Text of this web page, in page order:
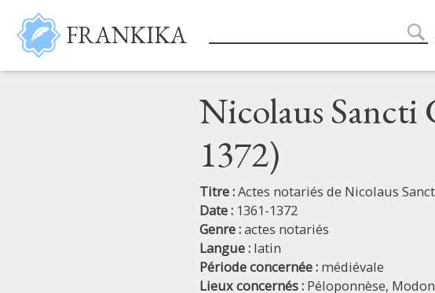
Aller au contenu principal
FRANKIKA
Nicolaus Sancti
1372)
Titre :Actes notariés de Nicolaus
Date : 1361-1372
Genre :actes notariés
Langue : latin
Période concernée : médiévale
Lieux concernés : Péloponnèse,